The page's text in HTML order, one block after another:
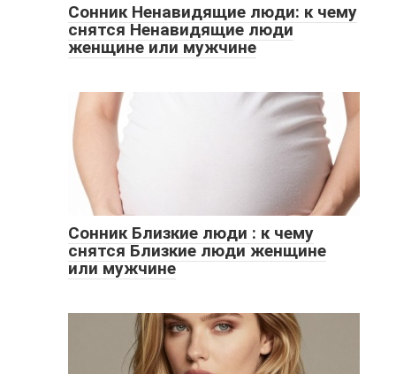
Сонник Ненавидящие люди: к чему
снятся Ненавидящие люди
женщине или мужчине
Сонник Близкие люди : к чему
снятся Близкие люди женщине
или мужчине